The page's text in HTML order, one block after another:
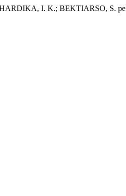
I. K.; BEKTIARSO, S.